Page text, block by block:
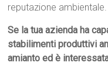
reputazione ambientale.
Se la tua azienda ha
stabilimenti produttivi
amianto ed è